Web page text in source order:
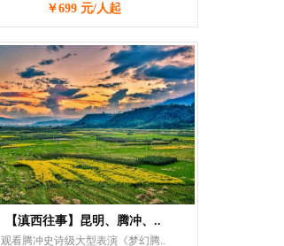
￥699 元/人起
【滇西往事】昆明、腾冲、..
观看腾冲史诗级大型表演《梦幻腾..